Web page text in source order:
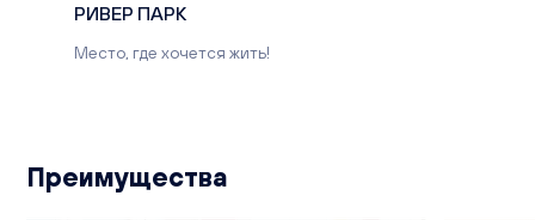
РИВЕР ПАРК
Место, где хочется жить!
Преимущества